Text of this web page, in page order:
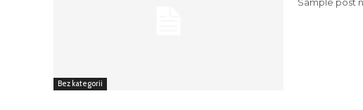
Bez kategorii
Sample post